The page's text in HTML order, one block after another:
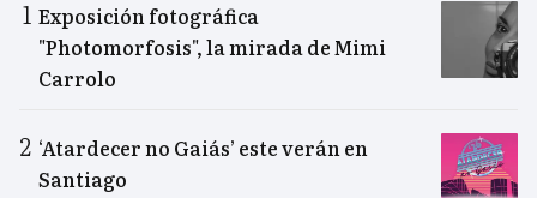
Exposición fotográfica
"Photomorfosis", la mirada de Mimi
Carrolo
‘Atardecer no Gaiás’ este verán en
Santiago